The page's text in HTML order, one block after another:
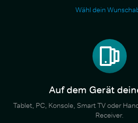
Wähl dein
Auf dem Gerät
Tablet, PC, Konsole, Smart TV oder
Receiver.